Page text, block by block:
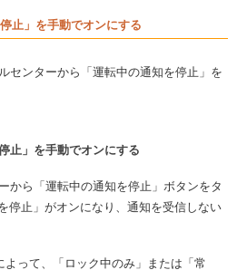
止」を手動でオンにする
センターから「運転中の通知を停止」を
止」を手動でオンにする
から「運転中の通知を停止」ボタンをタ
停止」がオンになり、通知を受信しない
って、「ロック中のみ」または「常